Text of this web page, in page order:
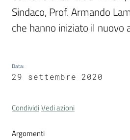
Cava
de'
gli
Sindaco, Prof. Armando
che hanno iniziato il nuovo
Data:
29 settembre 2020
CondividiVedi azioni
Argomenti